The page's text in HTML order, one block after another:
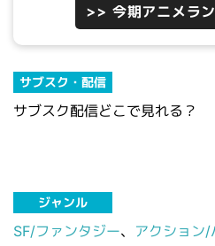
>> 今期アニメラ
サブスク・配信
サブスク配信どこで見れる？
ジャンル
SF/ファンタジー、 アクション/